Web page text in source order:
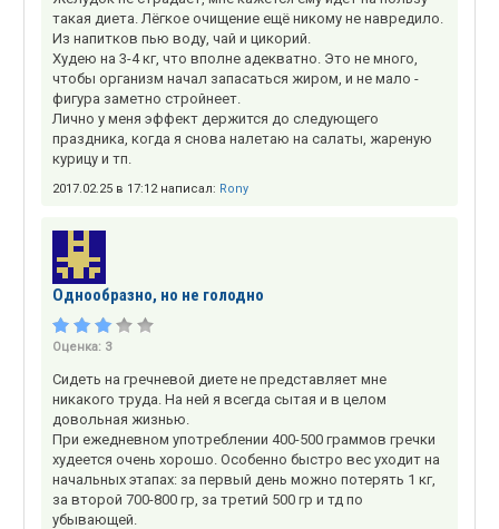
такая диета. Лёгкое очищение ещё никому не навредило.
Из напитков пью воду, чай и цикорий.
Худею на 3-4 кг, что вполне адекватно. Это не много,
чтобы организм начал запасаться жиром, и не мало -
фигура заметно стройнеет.
Лично у меня эффект держится до следующего
праздника, когда я снова налетаю на салаты, жареную
курицу и тп.
2017.02.25 в 17:12 написал: Rony
Однообразно, но не голодно
Оценка: 3
Сидеть на гречневой диете не представляет мне
никакого труда. На ней я всегда сытая и в целом
довольная жизнью.
При ежедневном употреблении 400-500 граммов гречки
худеется очень хорошо. Особенно быстро вес уходит на
начальных этапах: за первый день можно потерять 1 кг,
за второй 700-800 гр, за третий 500 гр и тд по
убывающей.